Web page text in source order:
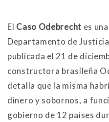
El Caso Odebrecht es
Departamento de
publicada el 21 de
constructora brasileña
detalla que la misma
dinero y sobornos, a
gobierno de 12 países